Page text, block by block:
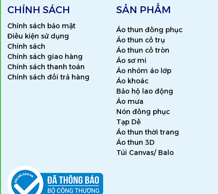
CHÍNH SÁCH
Chính sách bảo mật
Điều kiện sử dụng
Chính sách
Chính sách giao hàng
Chính sách thanh toán
Chính sách đổi trả hàng
SẢN PHẨM
Áo thun đồng phục
Áo thun cổ trụ
Áo thun cổ tròn
Áo sơ mi
Áo nhóm áo lớp
Áo khoác
Bảo hộ lao động
Áo mưa
Nón đồng phục
Tạp Dề
Áo thun thời trang
Áo thun 3D
Túi Canvas/ Balo